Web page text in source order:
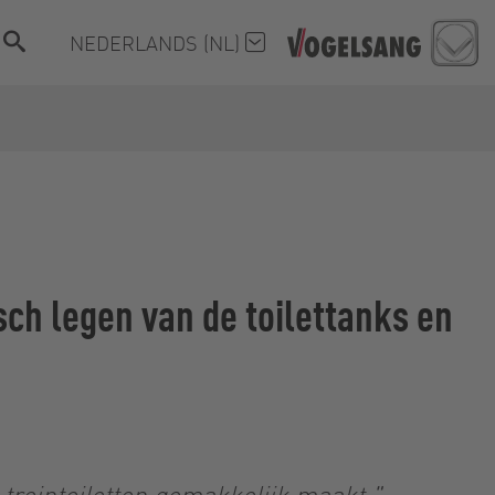
NEDERLANDS (NL)
legen van de toilettanks en